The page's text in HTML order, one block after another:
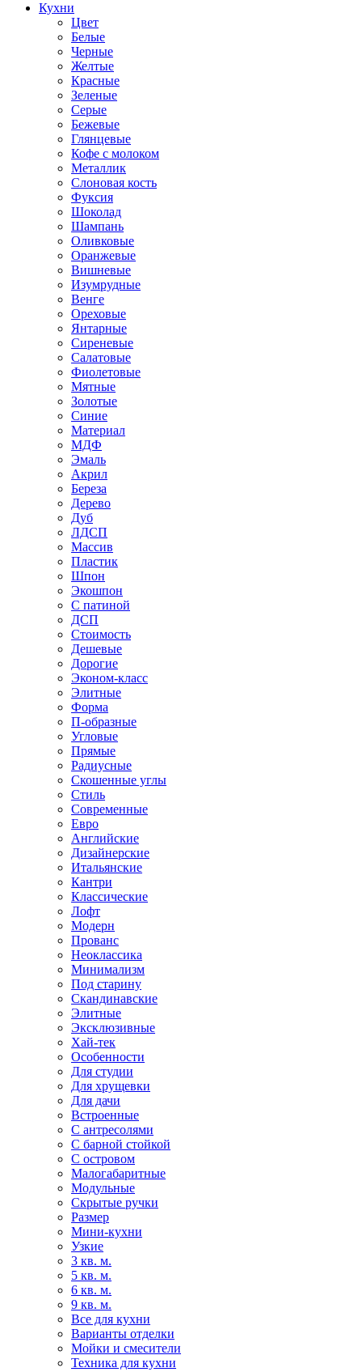
Кухни
Цвет
Белые
Черные
Желтые
Красные
Зеленые
Серые
Бежевые
Глянцевые
Кофе с молоком
Металлик
Слоновая кость
Фуксия
Шоколад
Шампань
Оливковые
Оранжевые
Вишневые
Изумрудные
Венге
Ореховые
Янтарные
Сиреневые
Салатовые
Фиолетовые
Мятные
Золотые
Синие
Материал
МДФ
Эмаль
Акрил
Береза
Дерево
Дуб
ЛДСП
Массив
Пластик
Шпон
Экошпон
С патиной
ДСП
Стоимость
Дешевые
Дорогие
Эконом-класс
Элитные
Форма
П-образные
Угловые
Прямые
Радиусные
Скошенные углы
Стиль
Современные
Евро
Английские
Дизайнерские
Итальянские
Кантри
Классические
Лофт
Модерн
Прованс
Неоклассика
Минимализм
Под старину
Скандинавские
Элитные
Эксклюзивные
Хай-тек
Особенности
Для студии
Для хрущевки
Для дачи
Встроенные
С антресолями
С барной стойкой
С островом
Малогабаритные
Модульные
Скрытые ручки
Размер
Мини-кухни
Узкие
3 кв. м.
5 кв. м.
6 кв. м.
9 кв. м.
Все для кухни
Варианты отделки
Мойки и смесители
Техника для кухни